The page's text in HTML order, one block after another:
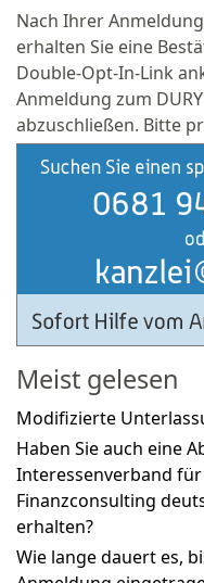
Nach Ihrer
erhalten Sie eine
Double-Opt-In-Link
Anmeldung zum
abzuschließen. Bitte
Meist gelesen
Modifizierte
Haben Sie auch eine
Interessenverband für
Finanzconsulting
erhalten?
Wie lange dauert es,